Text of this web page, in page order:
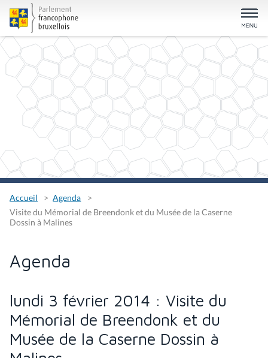
Accueil
Agenda
Visite du Mémorial de Breendonk et du Musée de la Caserne
Dossin à Malines
Agenda
lundi 3 février 2014 : Visite du
Mémorial de Breendonk et du
Musée de la Caserne Dossin à